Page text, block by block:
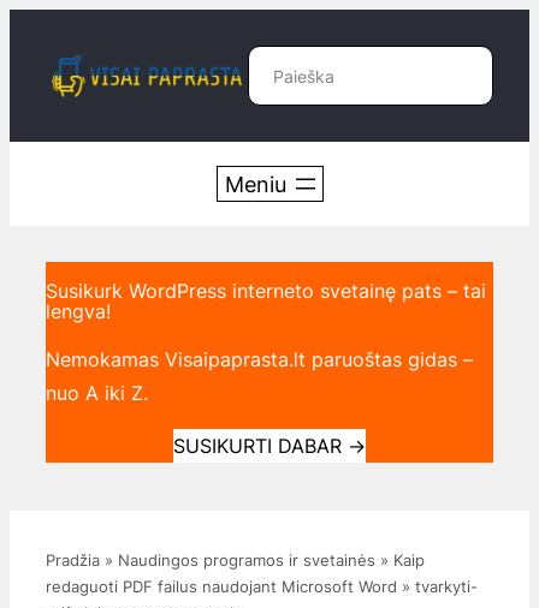
turinio
Paieška
Susikurk WordPress interneto svetainę pats – tai
lengva!
Nemokamas Visaipaprasta.lt paruoštas gidas –
nuo A iki Z.
SUSIKURTI DABAR →
Pradžia » Naudingos programos ir svetainės » Kaip
redaguoti PDF failus naudojant Microsoft Word » tvarkyti-